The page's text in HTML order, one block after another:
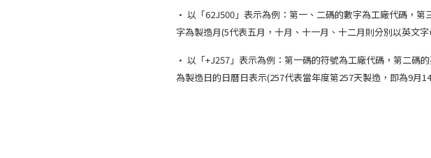
· 以「62J500」表示為例：第一、二碼的數字為工廠代碼，
字為製造月(5代表五月，十月、十一月、十二月則分別以英文
· 以「+J257」表示為例：第一碼的符號為工廠代碼，第二碼
為製造日的日曆日表示(257代表當年度第257天製造，即為9月